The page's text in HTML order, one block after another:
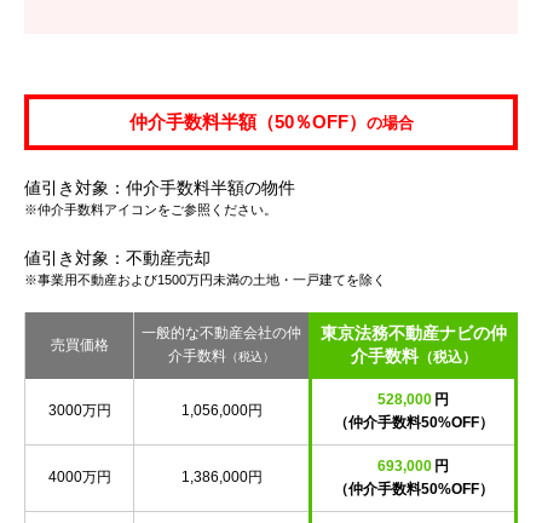
仲介手数料半額（50％OFF） の場合
値引き対象：仲介手数料半額の物件
※仲介手数料アイコンをご参照ください。
値引き対象：不動産売却
※事業用不動産および1500万円未満の土地・一戸建てを除く
売買価格
一般的な不動産会社の仲
介手数料 （税込）
東京法務不動産ナビの仲
介手数料（税込）
3000万円 1,056,000円
528,000 円
（仲介手数料50%OFF）
4000万円 1,386,000円
693,000 円
（仲介手数料50%OFF）